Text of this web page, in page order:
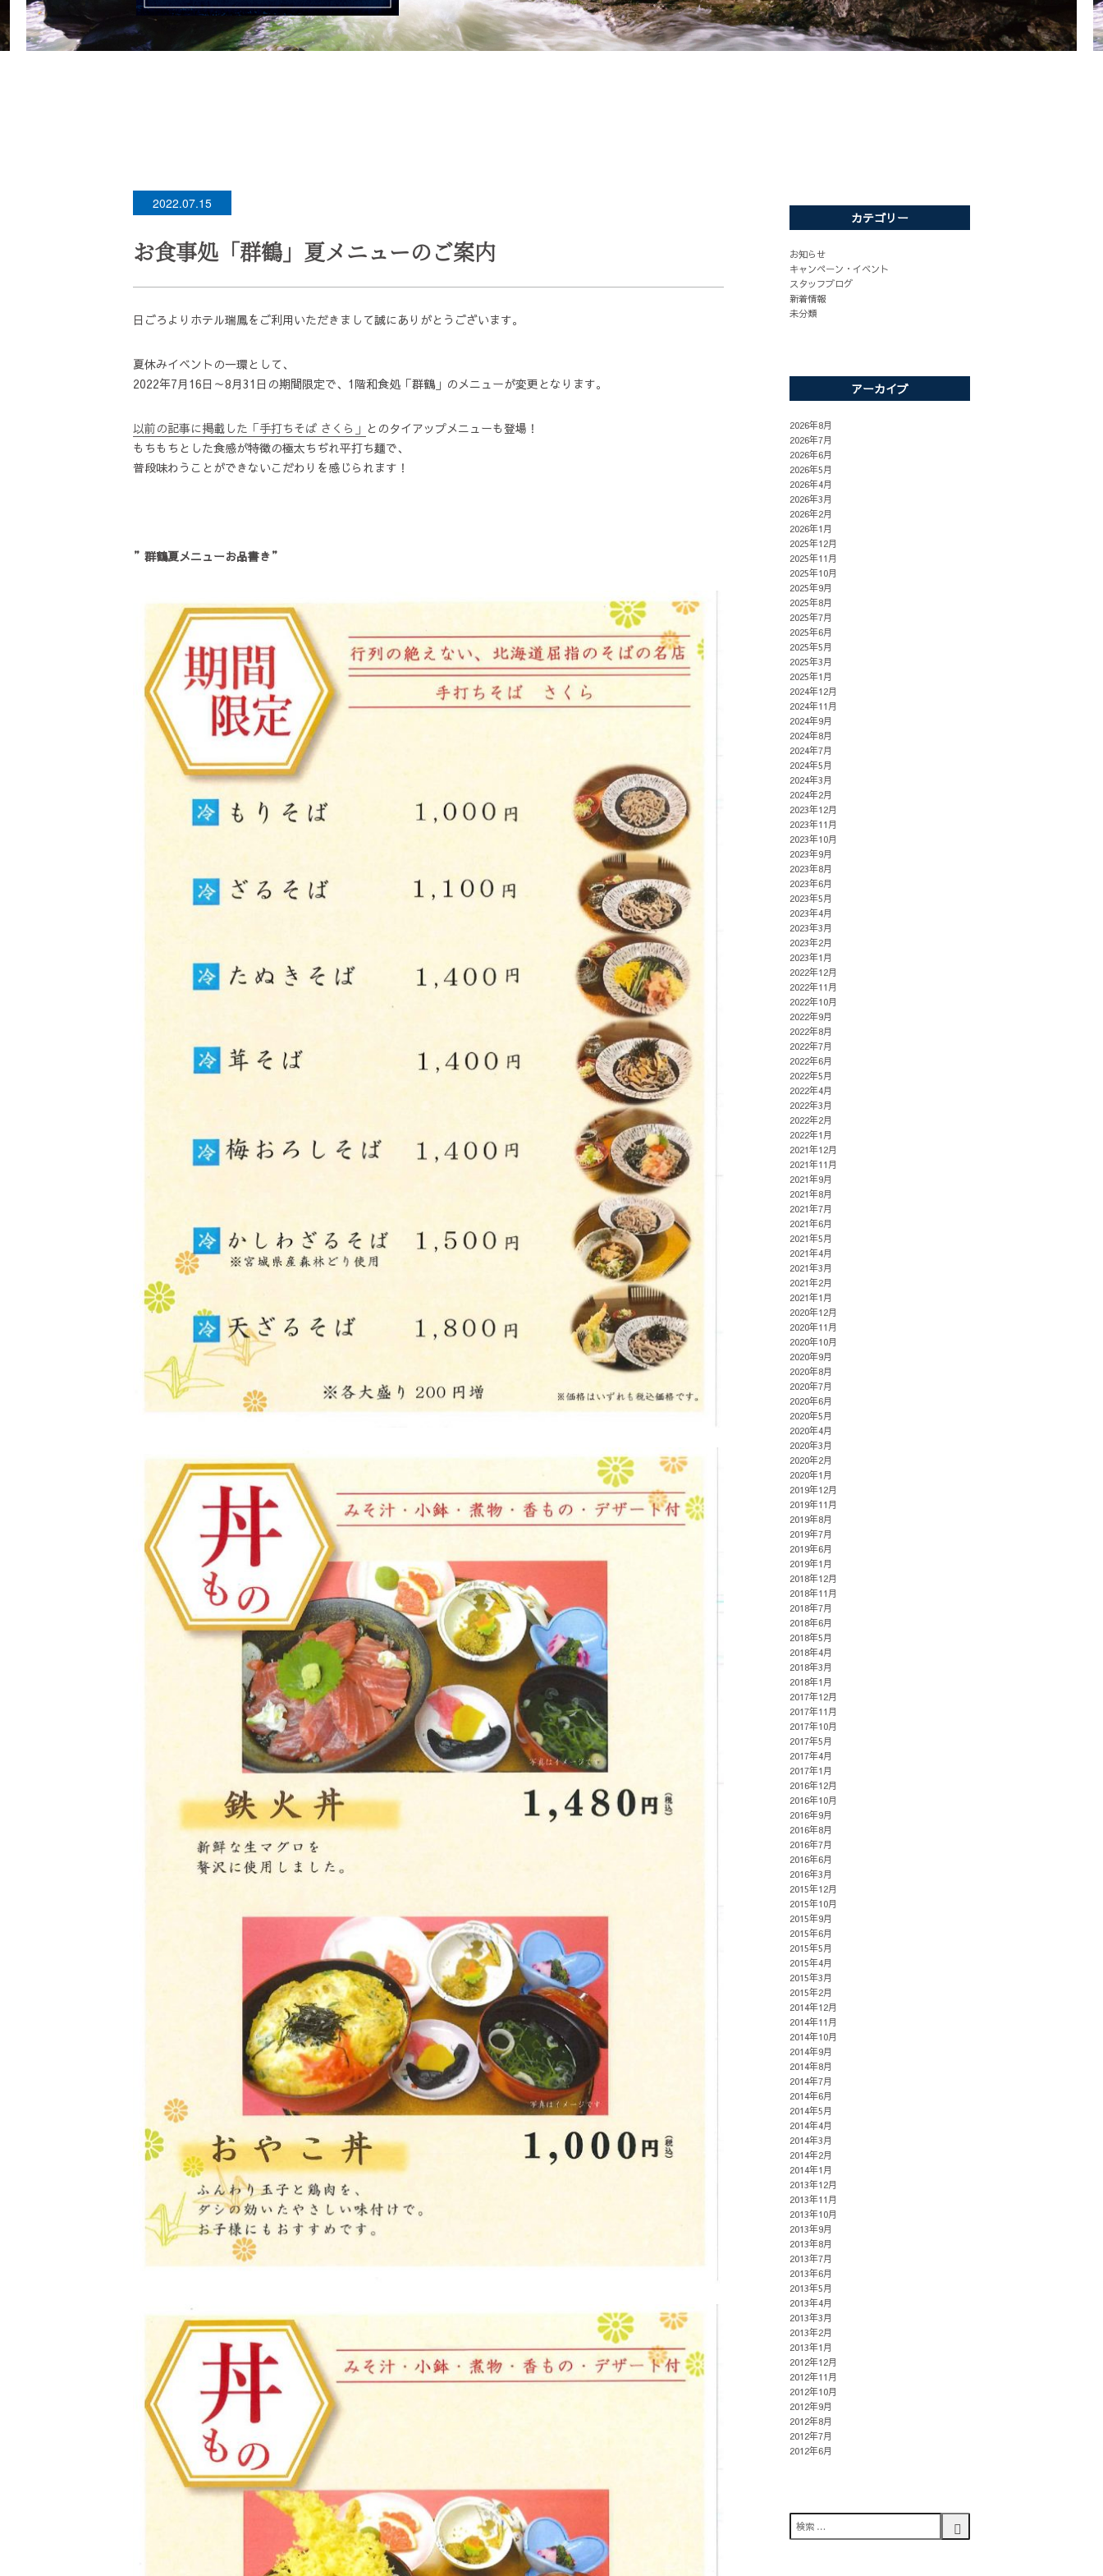
カテゴリー
お知らせ
キャンペーン・イベント
スタッフブログ
新着情報
未分類
アーカイブ
2026年8月
2026年7月
2026年6月
2026年5月
2026年4月
2026年3月
2026年2月
2026年1月
2025年12月
2025年11月
2025年10月
2025年9月
2025年8月
2025年7月
2025年6月
2025年5月
2025年3月
2025年1月
2024年12月
2024年11月
2024年9月
2024年8月
2024年7月
2024年5月
2024年3月
2024年2月
2023年12月
2023年11月
2023年10月
2023年9月
2023年8月
2023年6月
2023年5月
2023年4月
2023年3月
2023年2月
2023年1月
2022年12月
2022年11月
2022年10月
2022年9月
2022年8月
2022年7月
2022年6月
2022年5月
2022年4月
2022年3月
2022年2月
2022年1月
2021年12月
2021年11月
2021年9月
2021年8月
2021年7月
2021年6月
2021年5月
2021年4月
2021年3月
2021年2月
2021年1月
2020年12月
2020年11月
2020年10月
2020年9月
2020年8月
2020年7月
2020年6月
2020年5月
2020年4月
2020年3月
2020年2月
2020年1月
2019年12月
2019年11月
2019年8月
2019年7月
2019年6月
2019年1月
2018年12月
2018年11月
2018年7月
2018年6月
2018年5月
2018年4月
2018年3月
2018年1月
2017年12月
2017年11月
2017年10月
2017年5月
2017年4月
2017年1月
2016年12月
2016年10月
2016年9月
2016年8月
2016年7月
2016年6月
2016年3月
2015年12月
2015年10月
2015年9月
2015年6月
2015年5月
2015年4月
2015年3月
2015年2月
2014年12月
2014年11月
2014年10月
2014年9月
2014年8月
2014年7月
2014年6月
2014年5月
2014年4月
2014年3月
2014年2月
2014年1月
2013年12月
2013年11月
2013年10月
2013年9月
2013年8月
2013年7月
2013年6月
2013年5月
2013年4月
2013年3月
2013年2月
2013年1月
2012年12月
2012年11月
2012年10月
2012年9月
2012年8月
2012年7月
2012年6月
2022.07.15
お食事処「群鶴」夏メニューのご案内
日ごろよりホテル瑞鳳をご利用いただきまして誠にありがとうございます。
夏休みイベントの一環として、
2022年7月16日～8月31日の期間限定で、1階和食処「群鶴」のメニューが変更となります。
以前の記事に掲載した「手打ちそば さくら」 とのタイアップメニューも登場！
もちもちとした食感が特徴の極太ちぢれ平打ち麺で、
普段味わうことができないこだわりを感じられます！
”群鶴夏メニューお品書き”